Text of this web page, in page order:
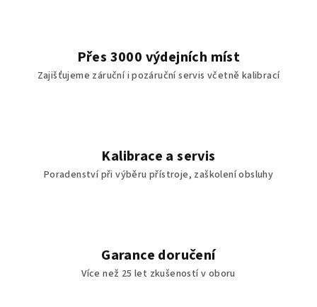
Přes 3000 výdejních míst
Zajišťujeme záruční i pozáruční servis včetně kalibrací
Kalibrace a servis
Poradenství při výběru přístroje, zaškolení obsluhy
Garance doručení
Více než 25 let zkušeností v oboru